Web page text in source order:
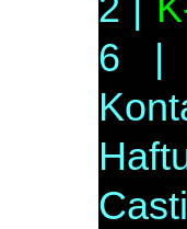
2 |
6 |